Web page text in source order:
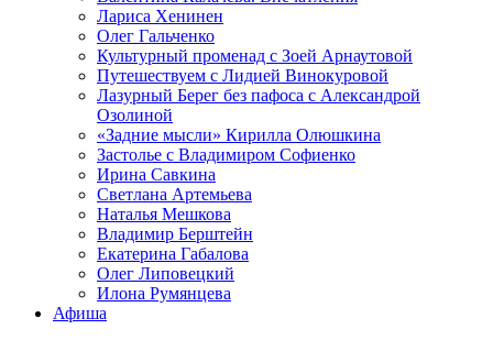
Лариса Хенинен
Олег Гальченко
Культурный променад с Зоей Арнаутовой
Путешествуем с Лидией Винокуровой
Лазурный Берег без пафоса с Александрой
Озолиной
«Задние мысли» Кирилла Олюшкина
Застолье с Владимиром Софиенко
Ирина Савкина
Светлана Артемьева
Наталья Мешкова
Владимир Берштейн
Екатерина Габалова
Олег Липовецкий
Илона Румянцева
Афиша